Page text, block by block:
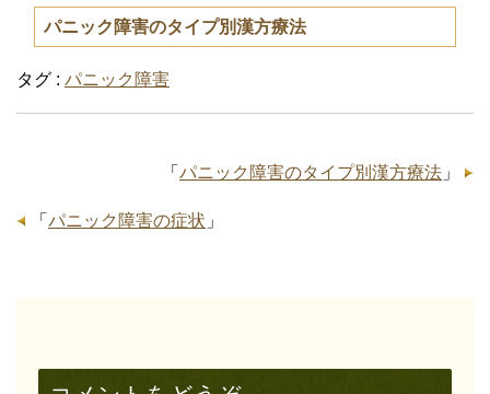
パニック障害のタイプ別漢方療法
タグ : パニック障害
「 パニック障害のタイプ別漢方療法 」
「 パニック障害の症状 」